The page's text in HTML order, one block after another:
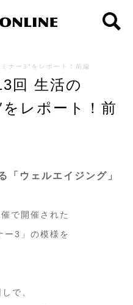
ナー3″をレポート！前編
回 生活の
レポート！前
「ウェルエイジング」
で開催された
ー3」の模様を
で、